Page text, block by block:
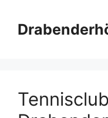
Inhalt
springen
Tennisclub